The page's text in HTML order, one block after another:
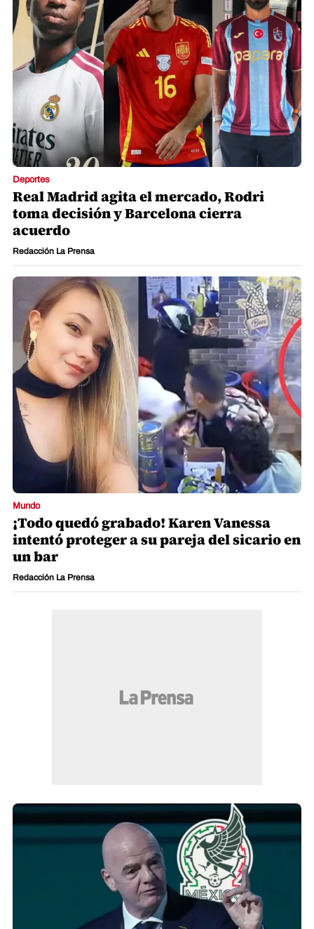
Deportes
Real Madrid agita el mercado, Rodri
toma decisión y Barcelona cierra
acuerdo
Redacción La Prensa
Mundo
¡Todo quedó grabado! Karen Vanessa
intentó proteger a su pareja del sicario en
un bar
Redacción La Prensa